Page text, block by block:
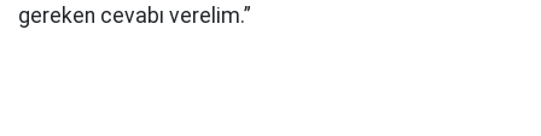
gereken cevabı verelim.”